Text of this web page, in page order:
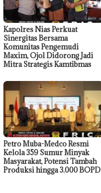
Kapolres Nias Perkuat
Sinergitas Bersama
Komunitas Pengemudi
Maxim, Ojol Didorong Jadi
Mitra Strategis Kamtibmas
Petro Muba-Medco Resmi
Kelola 359 Sumur Minyak
Masyarakat, Potensi Tambah
Produksi hingga 3.000 BOPD